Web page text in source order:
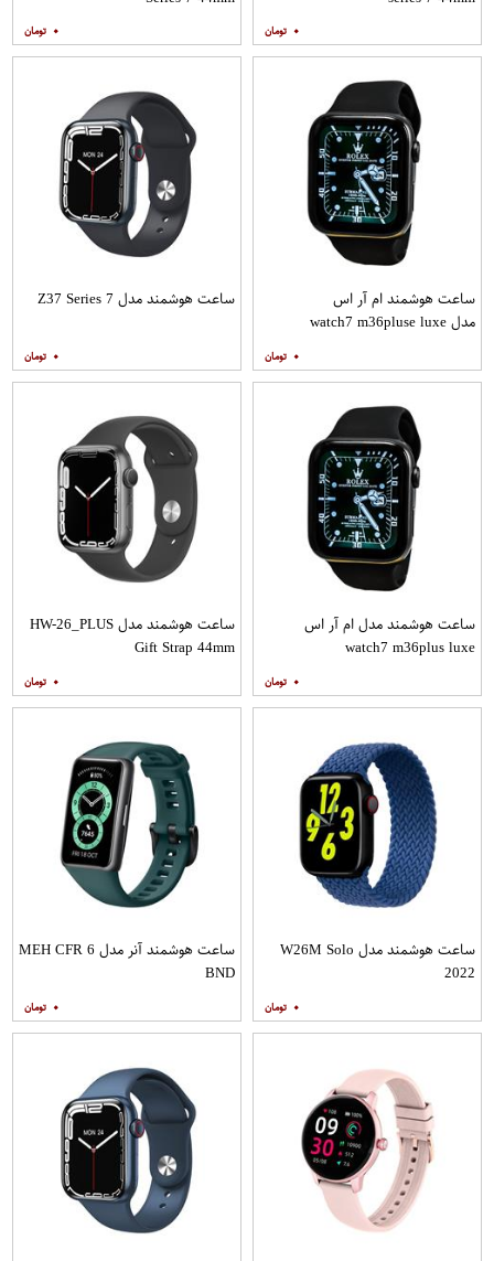
۰ ۰
ساعت هوشمند ام آر اس
مدل watch7 m36pluse luxe
۰
ساعت هوشمند مدل Z37 Series 7
۰
ساعت هوشمند مدل ام آر اس
watch7 m36plus luxe
۰
ساعت هوشمند مدل HW-26_PLUS
Gift Strap 44mm
۰
ساعت هوشمند مدل W26M Solo
2022
۰
ساعت هوشمند آنر مدل MEH CFR 6
BND
۰